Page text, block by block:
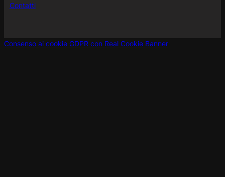
Contatti
Consenso ai cookie GDPR con Real Cookie Banner